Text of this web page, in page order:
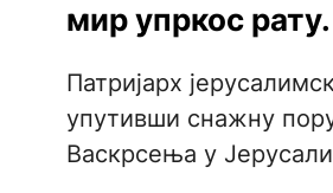
мир упркос рату.
Патријарх
упутивши снажну
Васкрсења у